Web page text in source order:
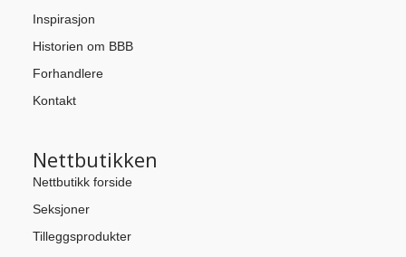
Inspirasjon
Historien om BBB
Forhandlere
Kontakt
Nettbutikken
Nettbutikk forside
Seksjoner
Tilleggsprodukter